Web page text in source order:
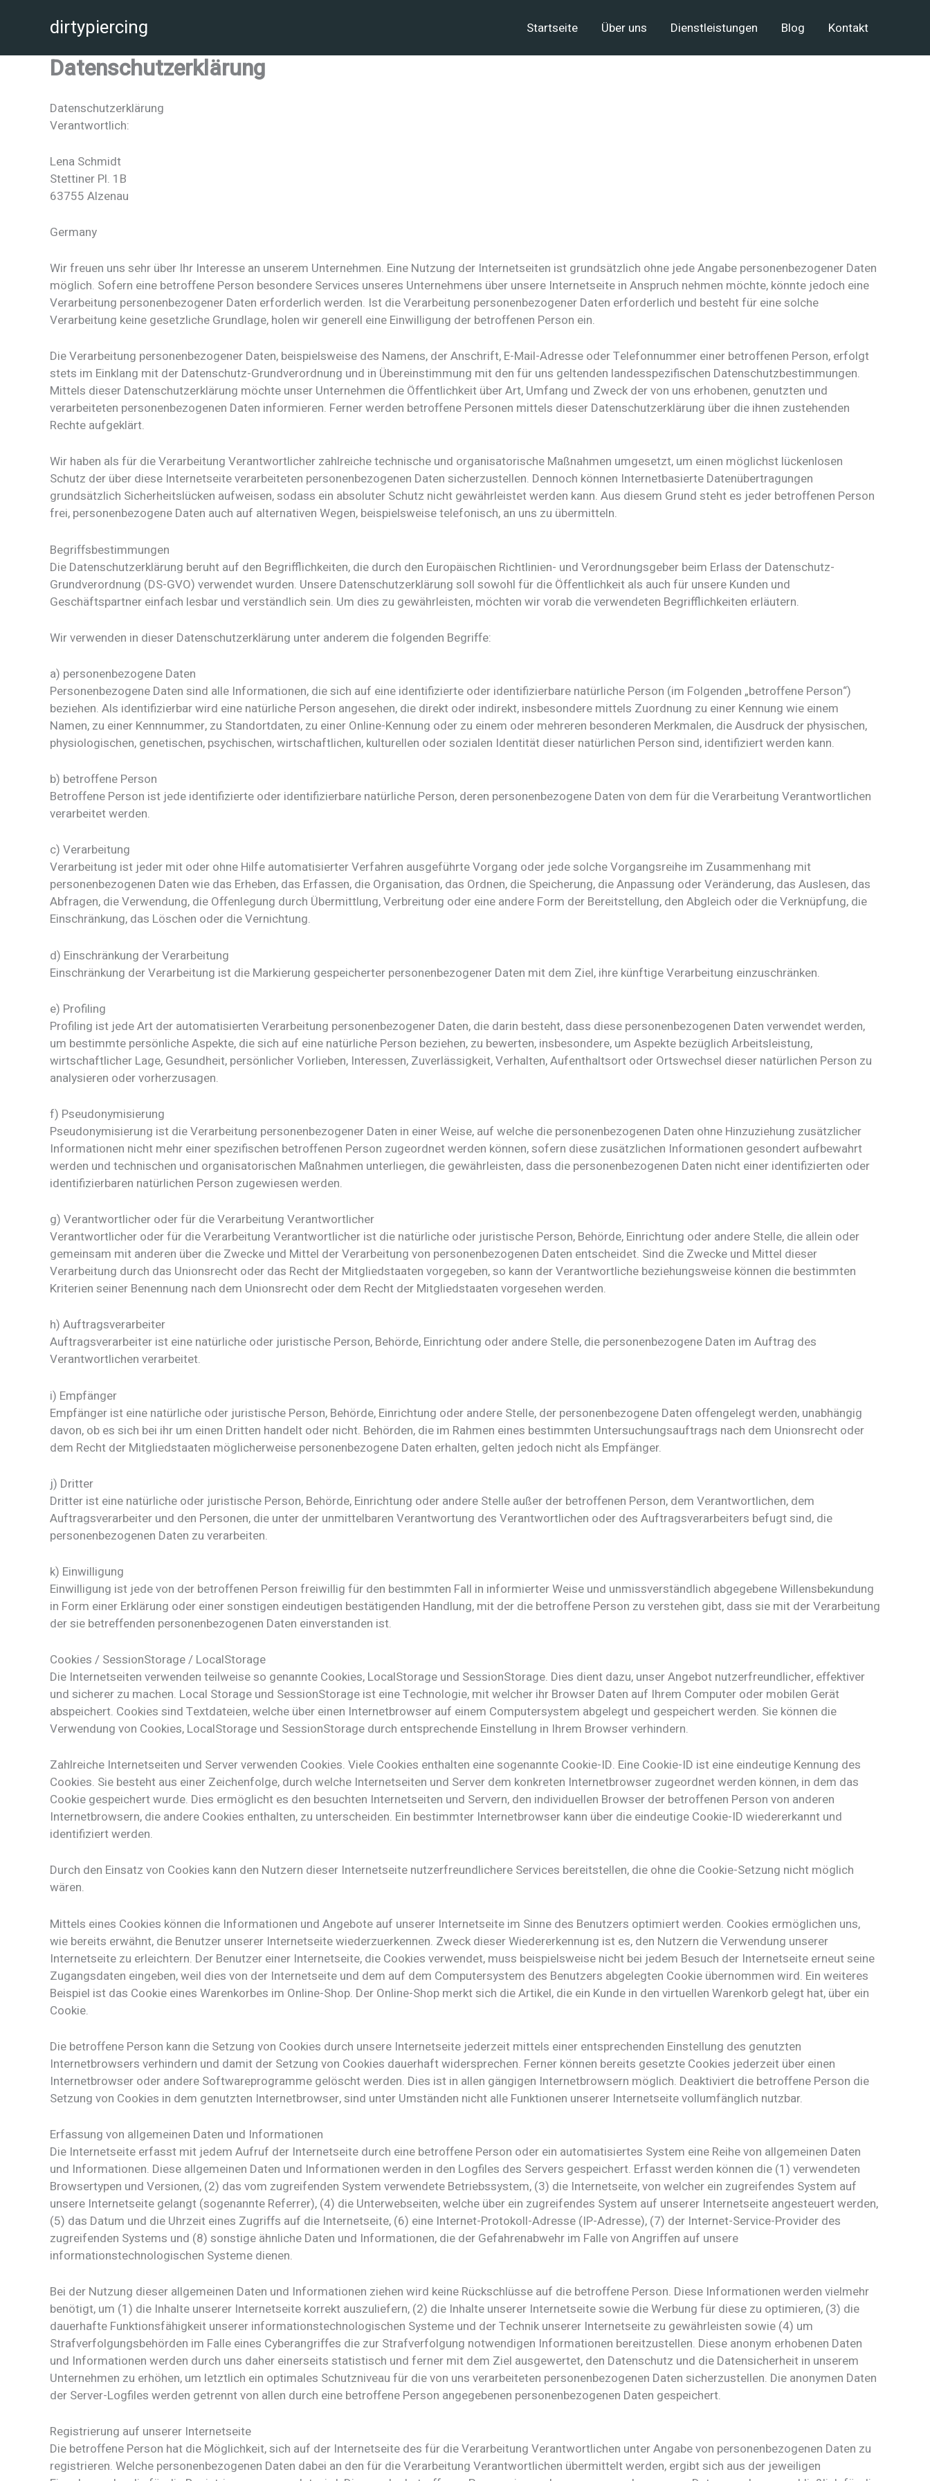
dirtypiercing Startseite Über uns Dienstleistungen Blog Kontakt
Datenschutzerklärung
Datenschutzerklärung
Verantwortlich:
Lena Schmidt
Stettiner Pl. 1B
63755 Alzenau
Germany
Wir freuen uns sehr über Ihr Interesse an unserem Unternehmen. Eine Nutzung der Internetseiten ist grundsätzlich ohne jede Angabe personenbezogener Daten
möglich. Sofern eine betroffene Person besondere Services unseres Unternehmens über unsere Internetseite in Anspruch nehmen möchte, könnte jedoch eine
Verarbeitung personenbezogener Daten erforderlich werden. Ist die Verarbeitung personenbezogener Daten erforderlich und besteht für eine solche
Verarbeitung keine gesetzliche Grundlage, holen wir generell eine Einwilligung der betroffenen Person ein.
Die Verarbeitung personenbezogener Daten, beispielsweise des Namens, der Anschrift, E-Mail-Adresse oder Telefonnummer einer betroffenen Person, erfolgt
stets im Einklang mit der Datenschutz-Grundverordnung und in Übereinstimmung mit den für uns geltenden landesspezifischen Datenschutzbestimmungen.
Mittels dieser Datenschutzerklärung möchte unser Unternehmen die Öffentlichkeit über Art, Umfang und Zweck der von uns erhobenen, genutzten und
verarbeiteten personenbezogenen Daten informieren. Ferner werden betroffene Personen mittels dieser Datenschutzerklärung über die ihnen zustehenden
Rechte aufgeklärt.
Wir haben als für die Verarbeitung Verantwortlicher zahlreiche technische und organisatorische Maßnahmen umgesetzt, um einen möglichst lückenlosen
Schutz der über diese Internetseite verarbeiteten personenbezogenen Daten sicherzustellen. Dennoch können Internetbasierte Datenübertragungen
grundsätzlich Sicherheitslücken aufweisen, sodass ein absoluter Schutz nicht gewährleistet werden kann. Aus diesem Grund steht es jeder betroffenen Person
frei, personenbezogene Daten auch auf alternativen Wegen, beispielsweise telefonisch, an uns zu übermitteln.
Begriffsbestimmungen
Die Datenschutzerklärung beruht auf den Begrifflichkeiten, die durch den Europäischen Richtlinien- und Verordnungsgeber beim Erlass der Datenschutz-
Grundverordnung (DS-GVO) verwendet wurden. Unsere Datenschutzerklärung soll sowohl für die Öffentlichkeit als auch für unsere Kunden und
Geschäftspartner einfach lesbar und verständlich sein. Um dies zu gewährleisten, möchten wir vorab die verwendeten Begrifflichkeiten erläutern.
Wir verwenden in dieser Datenschutzerklärung unter anderem die folgenden Begriffe:
a) personenbezogene Daten
Personenbezogene Daten sind alle Informationen, die sich auf eine identifizierte oder identifizierbare natürliche Person (im Folgenden „betroffene Person“)
beziehen. Als identifizierbar wird eine natürliche Person angesehen, die direkt oder indirekt, insbesondere mittels Zuordnung zu einer Kennung wie einem
Namen, zu einer Kennnummer, zu Standortdaten, zu einer Online-Kennung oder zu einem oder mehreren besonderen Merkmalen, die Ausdruck der physischen,
physiologischen, genetischen, psychischen, wirtschaftlichen, kulturellen oder sozialen Identität dieser natürlichen Person sind, identifiziert werden kann.
b) betroffene Person
Betroffene Person ist jede identifizierte oder identifizierbare natürliche Person, deren personenbezogene Daten von dem für die Verarbeitung Verantwortlichen
verarbeitet werden.
c) Verarbeitung
Verarbeitung ist jeder mit oder ohne Hilfe automatisierter Verfahren ausgeführte Vorgang oder jede solche Vorgangsreihe im Zusammenhang mit
personenbezogenen Daten wie das Erheben, das Erfassen, die Organisation, das Ordnen, die Speicherung, die Anpassung oder Veränderung, das Auslesen, das
Abfragen, die Verwendung, die Offenlegung durch Übermittlung, Verbreitung oder eine andere Form der Bereitstellung, den Abgleich oder die Verknüpfung, die
Einschränkung, das Löschen oder die Vernichtung.
d) Einschränkung der Verarbeitung
Einschränkung der Verarbeitung ist die Markierung gespeicherter personenbezogener Daten mit dem Ziel, ihre künftige Verarbeitung einzuschränken.
e) Profiling
Profiling ist jede Art der automatisierten Verarbeitung personenbezogener Daten, die darin besteht, dass diese personenbezogenen Daten verwendet werden,
um bestimmte persönliche Aspekte, die sich auf eine natürliche Person beziehen, zu bewerten, insbesondere, um Aspekte bezüglich Arbeitsleistung,
wirtschaftlicher Lage, Gesundheit, persönlicher Vorlieben, Interessen, Zuverlässigkeit, Verhalten, Aufenthaltsort oder Ortswechsel dieser natürlichen Person zu
analysieren oder vorherzusagen.
f) Pseudonymisierung
Pseudonymisierung ist die Verarbeitung personenbezogener Daten in einer Weise, auf welche die personenbezogenen Daten ohne Hinzuziehung zusätzlicher
Informationen nicht mehr einer spezifischen betroffenen Person zugeordnet werden können, sofern diese zusätzlichen Informationen gesondert aufbewahrt
werden und technischen und organisatorischen Maßnahmen unterliegen, die gewährleisten, dass die personenbezogenen Daten nicht einer identifizierten oder
identifizierbaren natürlichen Person zugewiesen werden.
g) Verantwortlicher oder für die Verarbeitung Verantwortlicher
Verantwortlicher oder für die Verarbeitung Verantwortlicher ist die natürliche oder juristische Person, Behörde, Einrichtung oder andere Stelle, die allein oder
gemeinsam mit anderen über die Zwecke und Mittel der Verarbeitung von personenbezogenen Daten entscheidet. Sind die Zwecke und Mittel dieser
Verarbeitung durch das Unionsrecht oder das Recht der Mitgliedstaaten vorgegeben, so kann der Verantwortliche beziehungsweise können die bestimmten
Kriterien seiner Benennung nach dem Unionsrecht oder dem Recht der Mitgliedstaaten vorgesehen werden.
h) Auftragsverarbeiter
Auftragsverarbeiter ist eine natürliche oder juristische Person, Behörde, Einrichtung oder andere Stelle, die personenbezogene Daten im Auftrag des
Verantwortlichen verarbeitet.
i) Empfänger
Empfänger ist eine natürliche oder juristische Person, Behörde, Einrichtung oder andere Stelle, der personenbezogene Daten offengelegt werden, unabhängig
davon, ob es sich bei ihr um einen Dritten handelt oder nicht. Behörden, die im Rahmen eines bestimmten Untersuchungsauftrags nach dem Unionsrecht oder
dem Recht der Mitgliedstaaten möglicherweise personenbezogene Daten erhalten, gelten jedoch nicht als Empfänger.
j) Dritter
Dritter ist eine natürliche oder juristische Person, Behörde, Einrichtung oder andere Stelle außer der betroffenen Person, dem Verantwortlichen, dem
Auftragsverarbeiter und den Personen, die unter der unmittelbaren Verantwortung des Verantwortlichen oder des Auftragsverarbeiters befugt sind, die
personenbezogenen Daten zu verarbeiten.
k) Einwilligung
Einwilligung ist jede von der betroffenen Person freiwillig für den bestimmten Fall in informierter Weise und unmissverständlich abgegebene Willensbekundung
in Form einer Erklärung oder einer sonstigen eindeutigen bestätigenden Handlung, mit der die betroffene Person zu verstehen gibt, dass sie mit der Verarbeitung
der sie betreffenden personenbezogenen Daten einverstanden ist.
Cookies / SessionStorage / LocalStorage
Die Internetseiten verwenden teilweise so genannte Cookies, LocalStorage und SessionStorage. Dies dient dazu, unser Angebot nutzerfreundlicher, effektiver
und sicherer zu machen. Local Storage und SessionStorage ist eine Technologie, mit welcher ihr Browser Daten auf Ihrem Computer oder mobilen Gerät
abspeichert. Cookies sind Textdateien, welche über einen Internetbrowser auf einem Computersystem abgelegt und gespeichert werden. Sie können die
Verwendung von Cookies, LocalStorage und SessionStorage durch entsprechende Einstellung in Ihrem Browser verhindern.
Zahlreiche Internetseiten und Server verwenden Cookies. Viele Cookies enthalten eine sogenannte Cookie-ID. Eine Cookie-ID ist eine eindeutige Kennung des
Cookies. Sie besteht aus einer Zeichenfolge, durch welche Internetseiten und Server dem konkreten Internetbrowser zugeordnet werden können, in dem das
Cookie gespeichert wurde. Dies ermöglicht es den besuchten Internetseiten und Servern, den individuellen Browser der betroffenen Person von anderen
Internetbrowsern, die andere Cookies enthalten, zu unterscheiden. Ein bestimmter Internetbrowser kann über die eindeutige Cookie-ID wiedererkannt und
identifiziert werden.
Durch den Einsatz von Cookies kann den Nutzern dieser Internetseite nutzerfreundlichere Services bereitstellen, die ohne die Cookie-Setzung nicht möglich
wären.
Mittels eines Cookies können die Informationen und Angebote auf unserer Internetseite im Sinne des Benutzers optimiert werden. Cookies ermöglichen uns,
wie bereits erwähnt, die Benutzer unserer Internetseite wiederzuerkennen. Zweck dieser Wiedererkennung ist es, den Nutzern die Verwendung unserer
Internetseite zu erleichtern. Der Benutzer einer Internetseite, die Cookies verwendet, muss beispielsweise nicht bei jedem Besuch der Internetseite erneut seine
Zugangsdaten eingeben, weil dies von der Internetseite und dem auf dem Computersystem des Benutzers abgelegten Cookie übernommen wird. Ein weiteres
Beispiel ist das Cookie eines Warenkorbes im Online-Shop. Der Online-Shop merkt sich die Artikel, die ein Kunde in den virtuellen Warenkorb gelegt hat, über ein
Cookie.
Die betroffene Person kann die Setzung von Cookies durch unsere Internetseite jederzeit mittels einer entsprechenden Einstellung des genutzten
Internetbrowsers verhindern und damit der Setzung von Cookies dauerhaft widersprechen. Ferner können bereits gesetzte Cookies jederzeit über einen
Internetbrowser oder andere Softwareprogramme gelöscht werden. Dies ist in allen gängigen Internetbrowsern möglich. Deaktiviert die betroffene Person die
Setzung von Cookies in dem genutzten Internetbrowser, sind unter Umständen nicht alle Funktionen unserer Internetseite vollumfänglich nutzbar.
Erfassung von allgemeinen Daten und Informationen
Die Internetseite erfasst mit jedem Aufruf der Internetseite durch eine betroffene Person oder ein automatisiertes System eine Reihe von allgemeinen Daten
und Informationen. Diese allgemeinen Daten und Informationen werden in den Logfiles des Servers gespeichert. Erfasst werden können die (1) verwendeten
Browsertypen und Versionen, (2) das vom zugreifenden System verwendete Betriebssystem, (3) die Internetseite, von welcher ein zugreifendes System auf
unsere Internetseite gelangt (sogenannte Referrer), (4) die Unterwebseiten, welche über ein zugreifendes System auf unserer Internetseite angesteuert werden,
(5) das Datum und die Uhrzeit eines Zugriffs auf die Internetseite, (6) eine Internet-Protokoll-Adresse (IP-Adresse), (7) der Internet-Service-Provider des
zugreifenden Systems und (8) sonstige ähnliche Daten und Informationen, die der Gefahrenabwehr im Falle von Angriffen auf unsere
informationstechnologischen Systeme dienen.
Bei der Nutzung dieser allgemeinen Daten und Informationen ziehen wird keine Rückschlüsse auf die betroffene Person. Diese Informationen werden vielmehr
benötigt, um (1) die Inhalte unserer Internetseite korrekt auszuliefern, (2) die Inhalte unserer Internetseite sowie die Werbung für diese zu optimieren, (3) die
dauerhafte Funktionsfähigkeit unserer informationstechnologischen Systeme und der Technik unserer Internetseite zu gewährleisten sowie (4) um
Strafverfolgungsbehörden im Falle eines Cyberangriffes die zur Strafverfolgung notwendigen Informationen bereitzustellen. Diese anonym erhobenen Daten
und Informationen werden durch uns daher einerseits statistisch und ferner mit dem Ziel ausgewertet, den Datenschutz und die Datensicherheit in unserem
Unternehmen zu erhöhen, um letztlich ein optimales Schutzniveau für die von uns verarbeiteten personenbezogenen Daten sicherzustellen. Die anonymen Daten
der Server-Logfiles werden getrennt von allen durch eine betroffene Person angegebenen personenbezogenen Daten gespeichert.
Registrierung auf unserer Internetseite
Die betroffene Person hat die Möglichkeit, sich auf der Internetseite des für die Verarbeitung Verantwortlichen unter Angabe von personenbezogenen Daten zu
registrieren. Welche personenbezogenen Daten dabei an den für die Verarbeitung Verantwortlichen übermittelt werden, ergibt sich aus der jeweiligen